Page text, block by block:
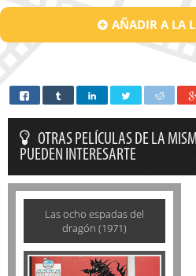
AÑADIR A LA
OTRAS PELÍCULAS DE LA
PUEDEN INTERESARTE
Las ocho espadas del
dragón (1971)